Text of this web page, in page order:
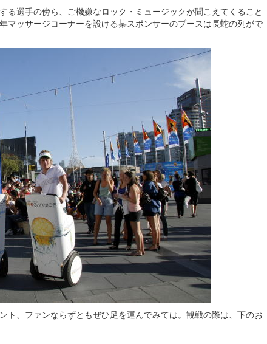
る選手の傍ら、ご機嫌なロック・ミュージックが聞こえてくること
マッサージコーナーを設ける某スポンサーのブースは長蛇の列がで
ト、ファンならずともぜひ足を運んでみては。観戦の際は、下のお